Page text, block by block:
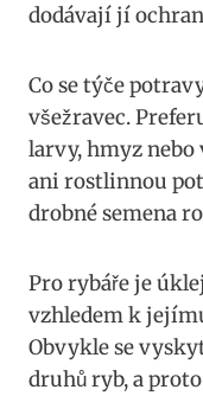
⁢dodávají jí⁤
Co ⁢se týče
všežravec.⁣
larvy, hmyz
ani rostlinnou‌
drobné ⁣semena
Pro rybáře je
vzhledem k
Obvykle se
druhů ryb, a